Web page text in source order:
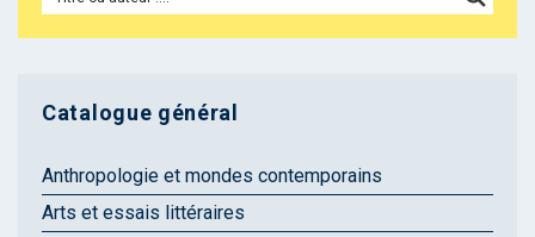
Catalogue général
Anthropologie et mondes contemporains
Arts et essais littéraires